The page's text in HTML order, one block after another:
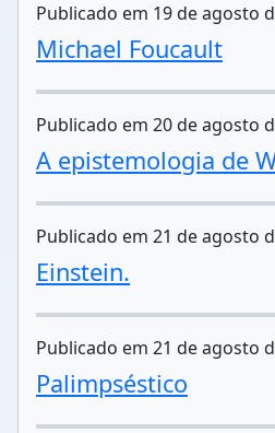
Publicado em 19 de agosto
Michael Foucault
Publicado em 20 de agosto
A epistemologia de
Publicado em 21 de agosto
Einstein.
Publicado em 21 de agosto
Palimpséstico